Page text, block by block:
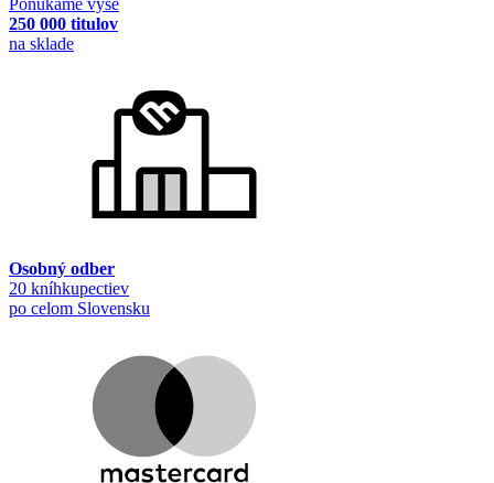
Ponúkame vyše
250 000 titulov
na sklade
Osobný odber
20 kníhkupectiev
po celom Slovensku